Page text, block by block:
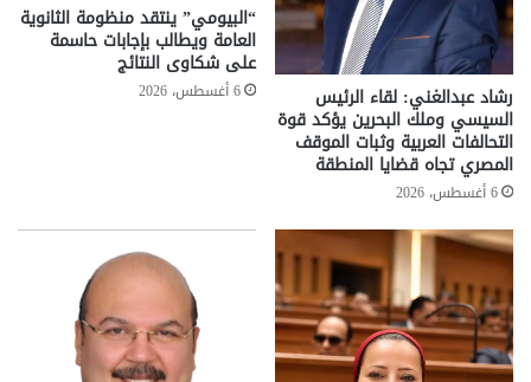
رشاد عبدالغني: لقاء الرئيس
السيسي وملك البحرين يؤكد قوة
التحالفات العربية وثبات الموقف
المصري تجاه قضايا المنطقة
6 أغسطس، 2026
“البيومي” ينتقد منظومة الثانوية
العامة ويطالب بإجابات حاسمة
على شكاوى النتائج
6 أغسطس، 2026